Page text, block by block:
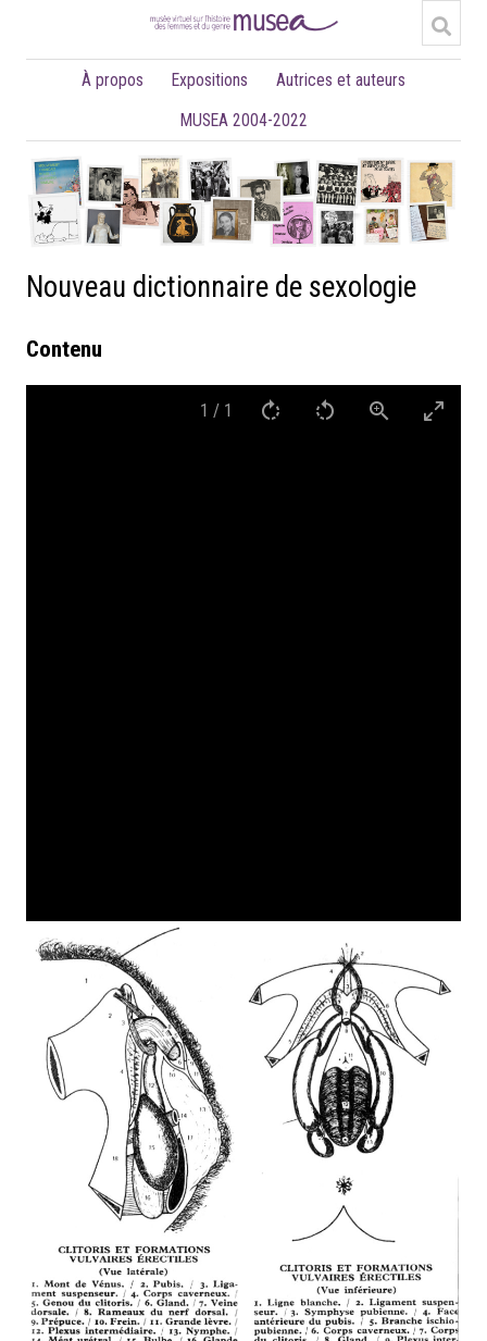
À propos Expositions
Autrices et auteurs
MUSEA 2004-2022
Nouveau dictionnaire de sexologie
Contenu
1 / 1